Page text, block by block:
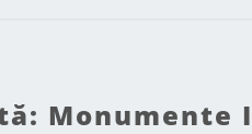
Monumente